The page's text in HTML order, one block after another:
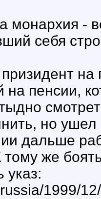
монархия -
себя
на пенсии,
но
дальше
же
указ:
1999/